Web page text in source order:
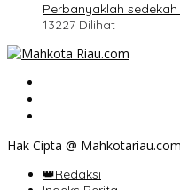
Perbanyaklah
13227 Dilihat
Hak Cipta @
👑Redaksi